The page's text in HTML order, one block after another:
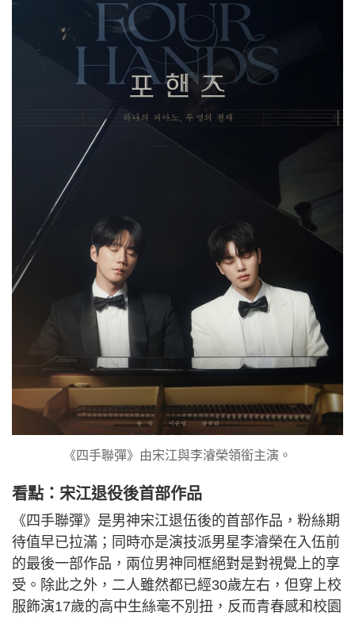
《四手聯彈》由宋江與李濬榮領銜主演。
看點：宋江退役後首部作品
《四手聯彈》是男神宋江退伍後的首部作品，粉絲期
待值早已拉滿；同時亦是演技派男星李濬榮在入伍前
的最後一部作品，兩位男神同框絕對是對視覺上的享
受。除此之外，二人雖然都已經30歲左右，但穿上校
服飾演17歲的高中生絲毫不別扭，反而青春感和校園